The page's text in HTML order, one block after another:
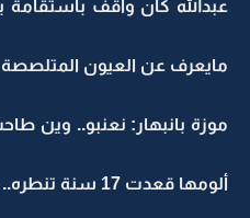
عبدالله كان واقف باستقامة
مايعرف عن العيون المتلصصة
موزة بانبهار: نعنبو.. وين
ألومها قعدت 17 سنة تنطره.. كل شيء فيه مركب تركيب